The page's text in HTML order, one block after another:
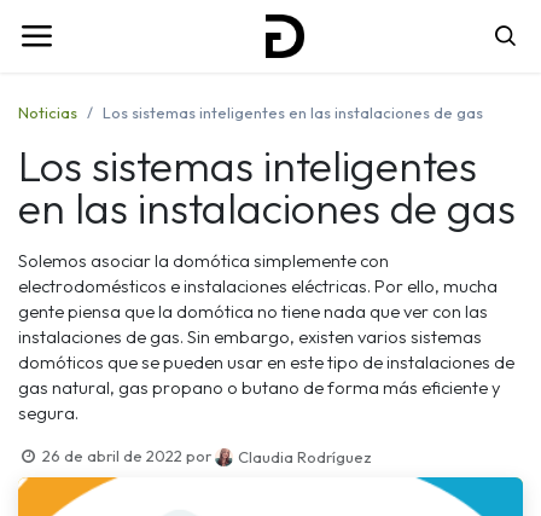
Noticias Los sistemas inteligentes en las instalaciones de gas
Los sistemas inteligentes
en las instalaciones de gas
Solemos asociar la domótica simplemente con
electrodomésticos e instalaciones eléctricas. Por ello, mucha
gente piensa que la domótica no tiene nada que ver con las
instalaciones de gas. Sin embargo, existen varios sistemas
domóticos que se pueden usar en este tipo de instalaciones de
gas natural, gas propano o butano de forma más eficiente y
segura.
26 de abril de 2022 por Claudia Rodríguez